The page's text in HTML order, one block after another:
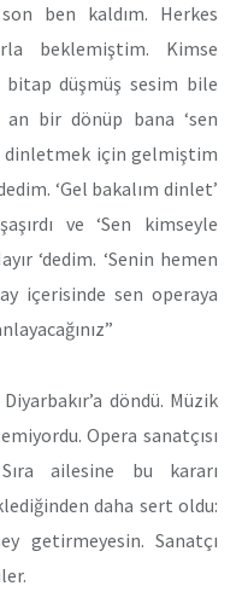
ben kaldım. Herkes
beklemiştim. Kimse
bitap düşmüş sesim bile
an bir dönüp bana ‘sen
dinletmek için gelmiştim
‘Gel bakalım dinlet’
ve ‘Sen kimseyle
‘dedim. ‘Senin hemen
içerisinde sen operaya
döndü. Müzik
Opera sanatçısı
ailesine bu kararı
daha sert oldu:
getirmeyesin. Sanatçı